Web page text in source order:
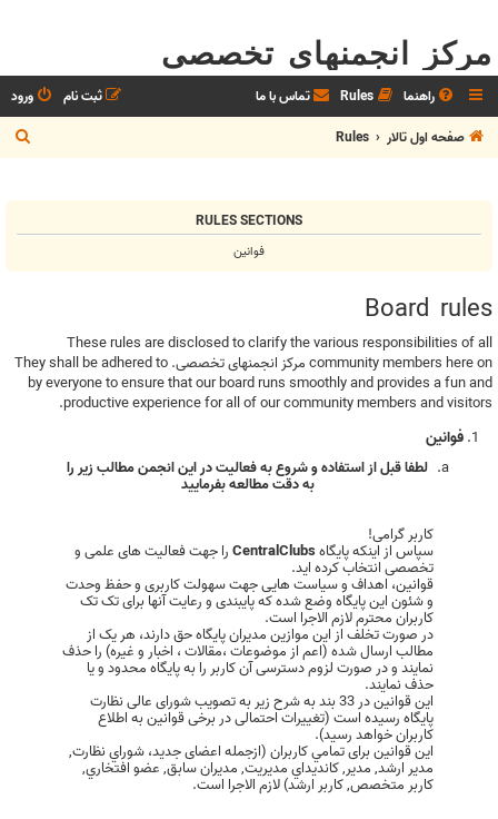
مرکز انجمنهای تخصصی
راهنما Rules تماس با ما ورود
ثبت نام
صفحه اول تالار
Rules
س
RULES SECTIONS
فوانین
Board rules
These rules are disclosed to clarify the various responsibilities of all
community members here on مرکز انجمنهای تخصصی. They shall be adhered to
by everyone to ensure that our board runs smoothly and provides a fun and
productive experience for all of our community members and visitors.
فوانین
لطفا قبل از استفاده و شروع به فعاليت در اين انجمن مطالب زير را
به دقت مطالعه بفرماييد
کاربر گرامی!
سپاس از اینکه پایگاهCentralClubsرا جهت فعالیت های علمی و
تخصصی انتخاب کرده اید.
قوانین، اهداف و سیاست هایی جهت سهولت کاربری و حفظ وحدت
و شئون این پایگاه وضع شده که پایبندی و رعایت آنها برای تک تک
کاربران محترم لازم الاجرا است.
در صورت تخلف از این موازین مدیران پایگاه حق دارند، هر یک از
مطالب ارسال شده (اعم از موضوعات ،مقالات ، اخبار و غیره) را حذف
نمایند و در صورت لزوم دسترسی آن کاربر را به پایگاه محدود و یا
حذف نمایند.
این قوانین در 33 بند به شرح زیر به تصویب شورای عالی نظارت
پایگاه رسیده است (تغییرات احتمالی در برخی قوانین به اطلاع
کاربران خواهد رسید).
این قوانین برای تمامي كاربران (ازجمله اعضای جدید، شوراي نظارت,
مدير ارشد, مدير, کانديداي مديريت, مديران سابق, عضو افتخاري,
کاربر متخصص, کاربر ارشد) لازم الاجرا است.